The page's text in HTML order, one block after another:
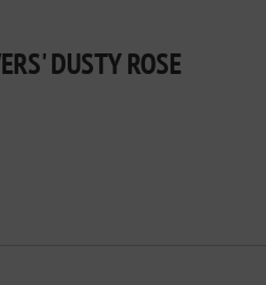
DUSTY ROSE